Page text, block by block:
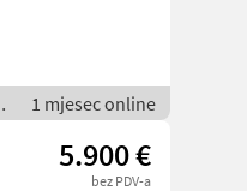
1 mjesec online
5.900 €
bez PDV-a